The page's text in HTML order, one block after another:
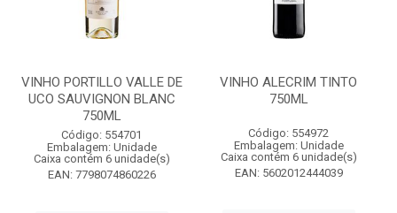
VINHO PORTILLO VALLE DE
UCO SAUVIGNON BLANC
750ML
Código: 554701
Embalagem: Unidade
Caixa contém 6 unidade(s)
EAN: 7798074860226
VINHO ALECRIM TINTO
750ML
Código: 554972
Embalagem: Unidade
Caixa contém 6 unidade(s)
EAN: 5602012444039